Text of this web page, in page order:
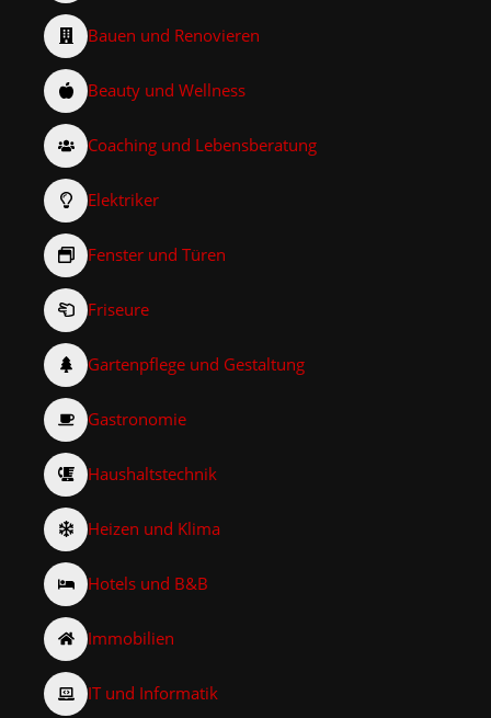
Bauen und Renovieren
Beauty und Wellness
Coaching und Lebensberatung
Elektriker
Fenster und Türen
Friseure
Gartenpflege und Gestaltung
Gastronomie
Haushaltstechnik
Heizen und Klima
Hotels und B&B
Immobilien
IT und Informatik